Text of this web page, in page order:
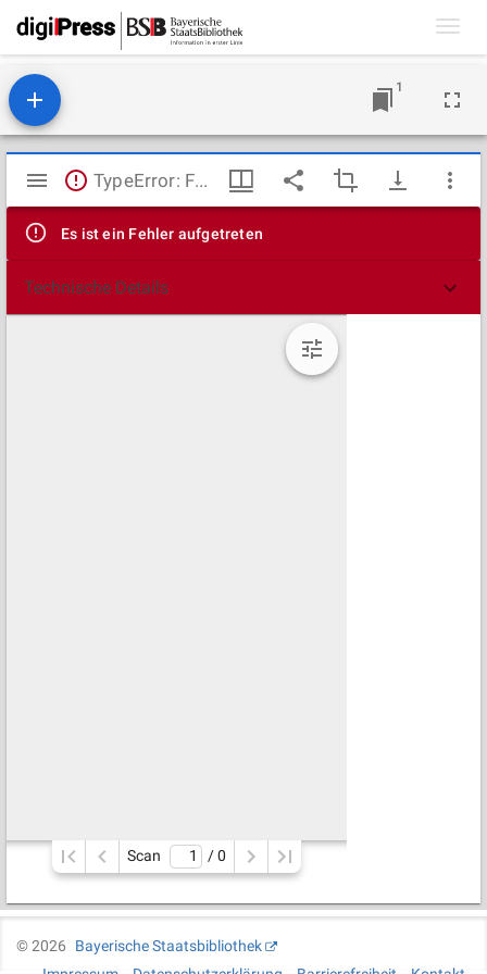
1
Mirador
Viewer
TypeError: Failed to fetch
Es ist ein Fehler aufgetreten
Technische Details
Scan / 0
©2026
Bayerische Staatsbibliothek